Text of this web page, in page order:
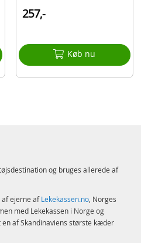
4891813845683
257,-
Køb nu
og bruges allerede af
af ejerne afLekekassen.no, Norges
med Lekekassen i Norge og
en af Skandinaviens største kæder